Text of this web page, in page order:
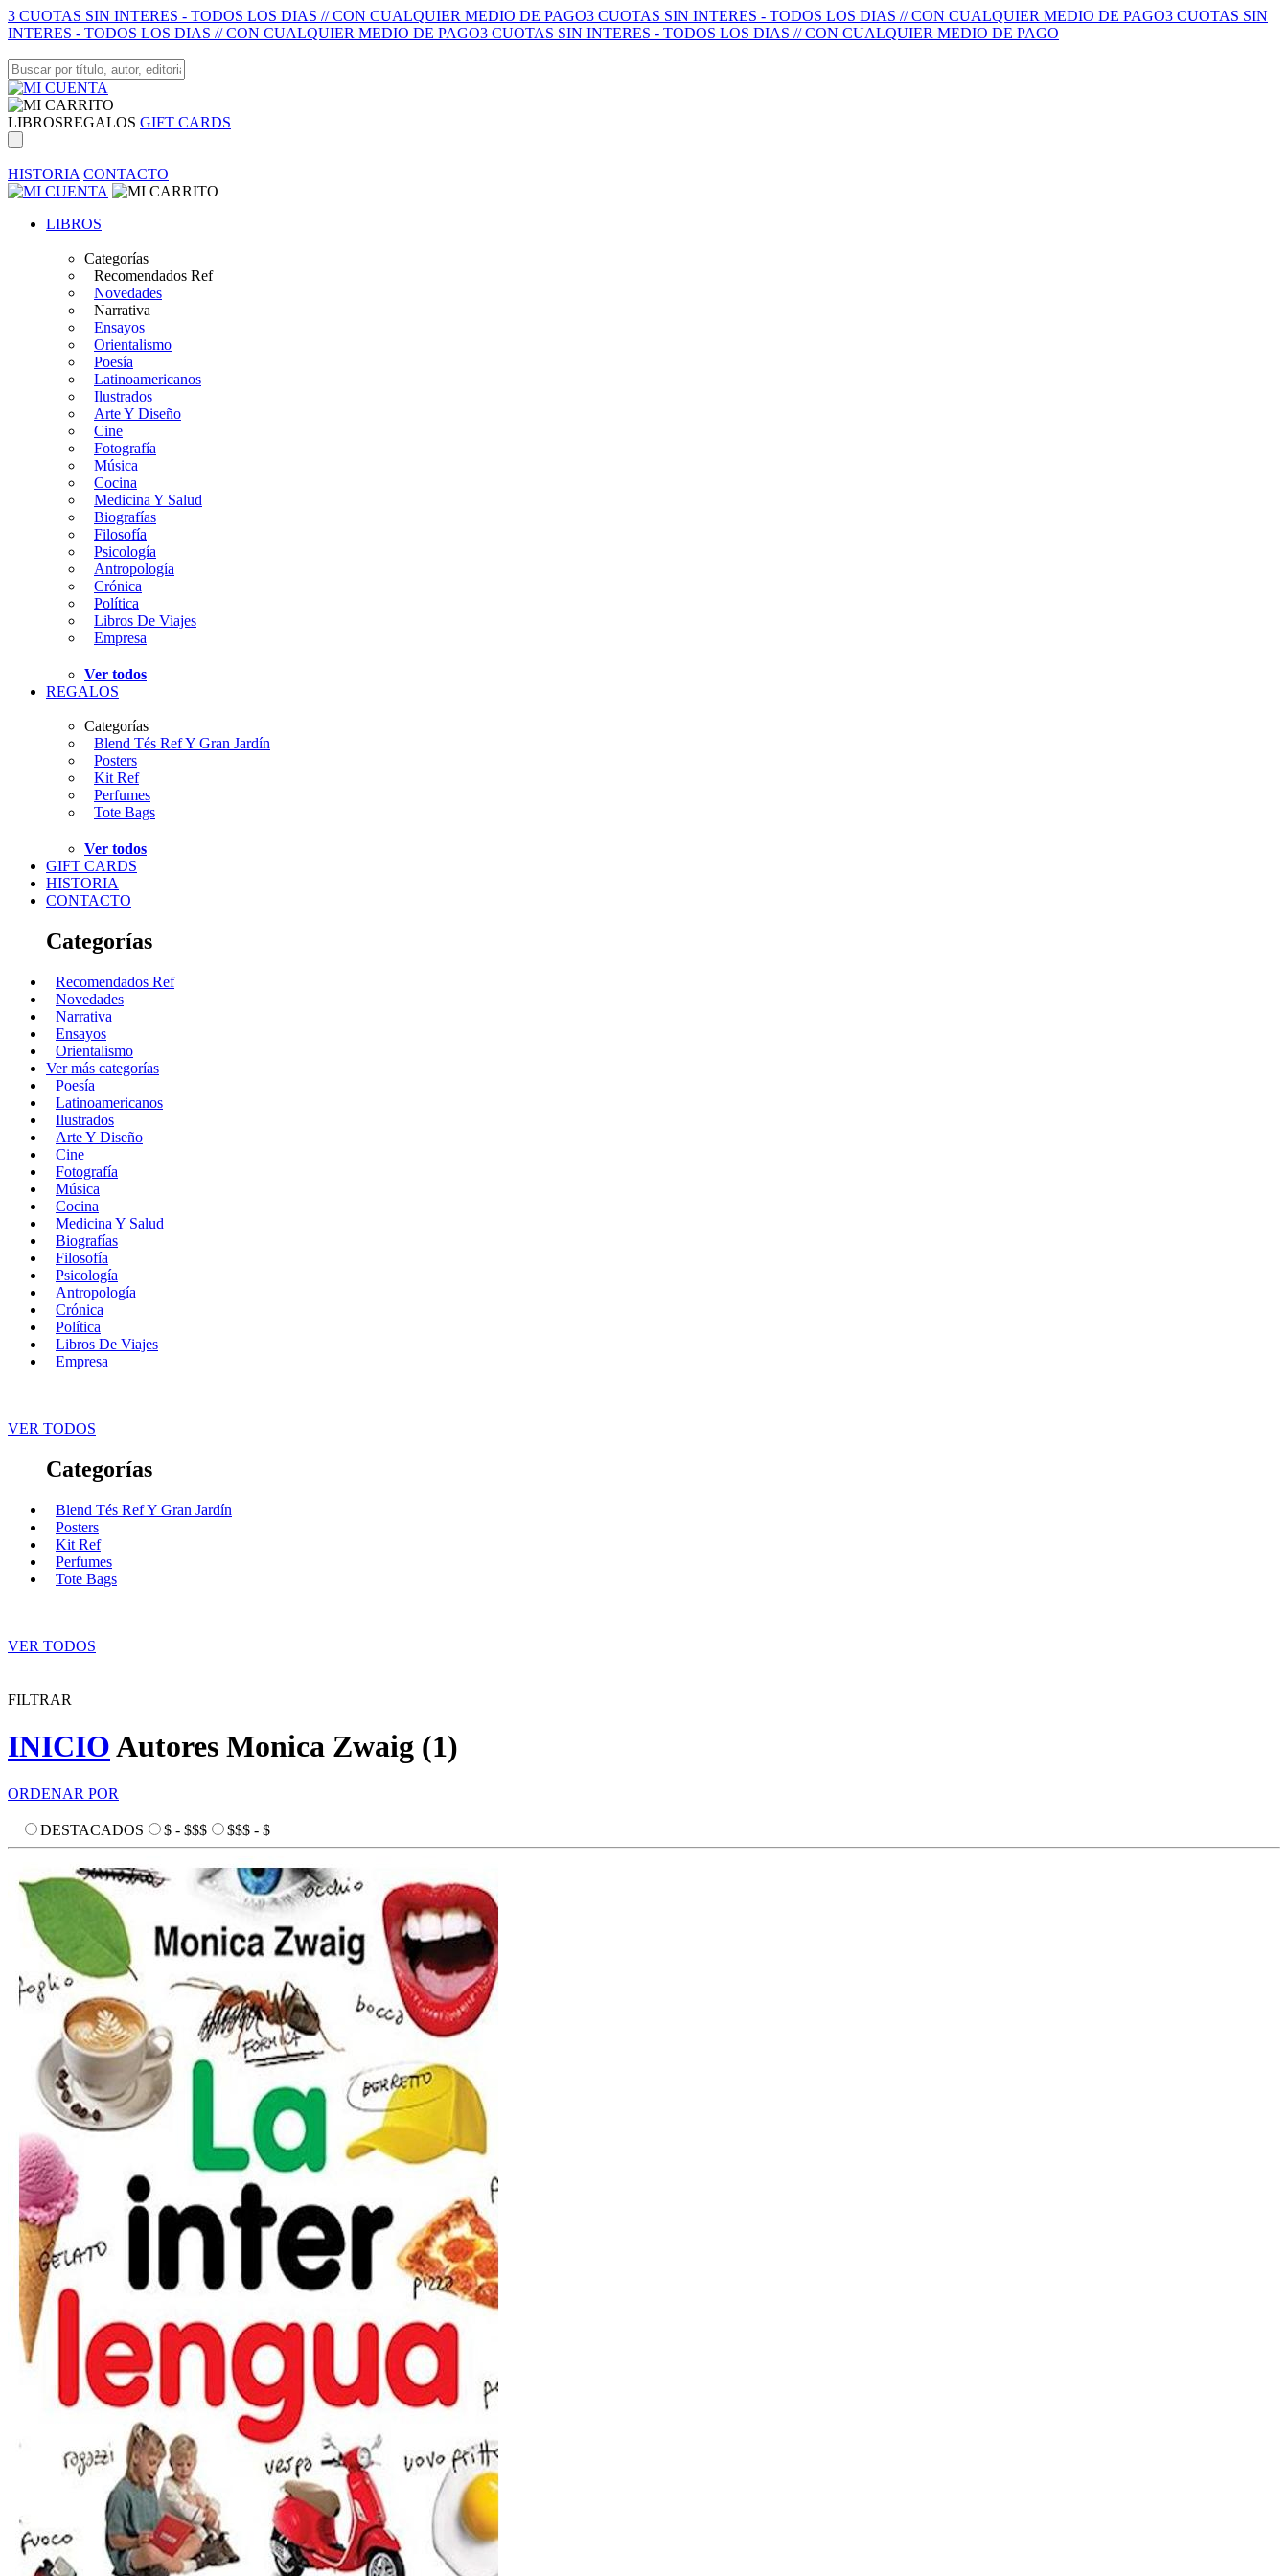
3 CUOTAS SIN INTERES - TODOS LOS DIAS // CON CUALQUIER MEDIO DE PAGO3 CUOTAS SIN INTERES - TODOS LOS DIAS // CON CUALQUIER MEDIO DE PAGO3 CUOTAS SIN
INTERES - TODOS LOS DIAS // CON CUALQUIER MEDIO DE PAGO3 CUOTAS SIN INTERES - TODOS LOS DIAS // CON CUALQUIER MEDIO DE PAGO
LIBROSREGALOS GIFT CARDS
HISTORIA CONTACTO
LIBROS
Categorías
Recomendados Ref
Novedades
Narrativa
Ensayos
Orientalismo
Poesía
Latinoamericanos
Ilustrados
Arte Y Diseño
Cine
Fotografía
Música
Cocina
Medicina Y Salud
Biografías
Filosofía
Psicología
Antropología
Crónica
Política
Libros De Viajes
Empresa
Ver todos
REGALOS
Categorías
Blend Tés Ref Y Gran Jardín
Posters
Kit Ref
Perfumes
Tote Bags
Ver todos
GIFT CARDS
HISTORIA
CONTACTO
Categorías
Recomendados Ref
Novedades
Narrativa
Ensayos
Orientalismo
Ver más categorías
Poesía
Latinoamericanos
Ilustrados
Arte Y Diseño
Cine
Fotografía
Música
Cocina
Medicina Y Salud
Biografías
Filosofía
Psicología
Antropología
Crónica
Política
Libros De Viajes
Empresa
VER TODOS
Categorías
Blend Tés Ref Y Gran Jardín
Posters
Kit Ref
Perfumes
Tote Bags
VER TODOS
FILTRAR
INICIOAutores Monica Zwaig (1)
ORDENAR POR
DESTACADOS $ - $$$ $$$ - $